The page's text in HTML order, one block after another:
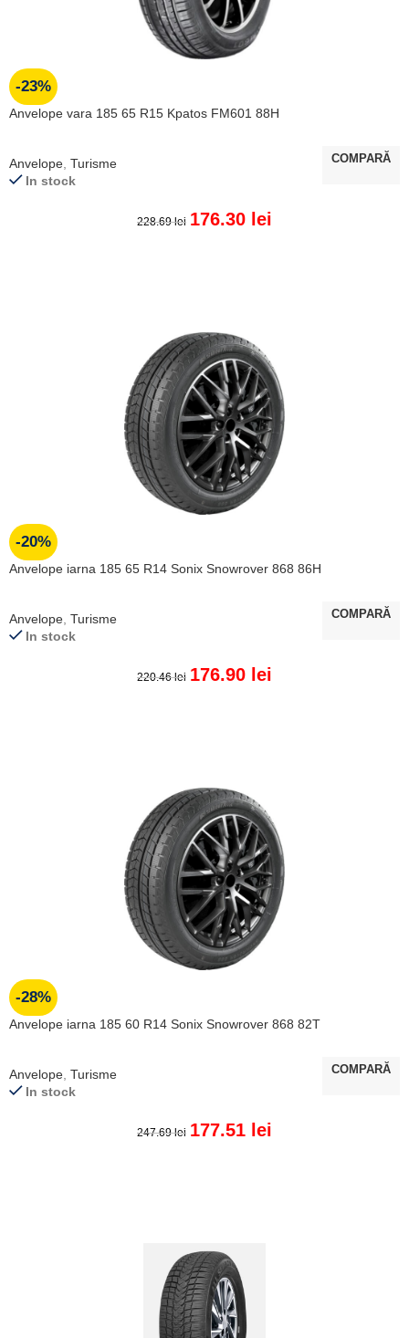
-23%
Anvelope vara 185 65 R15 Kpatos FM601 88H
Anvelope Turisme
In stock
228.69lei 176.30 lei
COMPARĂ
-20%
Anvelope iarna 185 65 R14 Sonix Snowrover 868 86H
Anvelope Turisme
In stock
220.46lei 176.90 lei
COMPARĂ
-28%
Anvelope iarna 185 60 R14 Sonix Snowrover 868 82T
Anvelope Turisme
In stock
247.69lei 177.51 lei
COMPARĂ